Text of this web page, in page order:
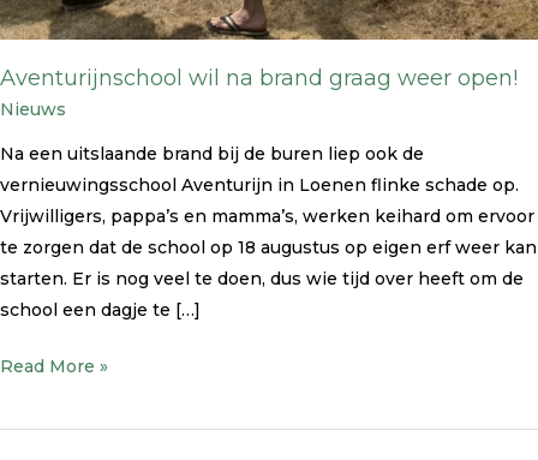
Aventurijnschool wil na brand graag weer open!
Nieuws
Na een uitslaande brand bij de buren liep ook de
vernieuwingsschool Aventurijn in Loenen flinke schade op.
Vrijwilligers, pappa’s en mamma’s, werken keihard om ervoor
te zorgen dat de school op 18 augustus op eigen erf weer kan
starten. Er is nog veel te doen, dus wie tijd over heeft om de
school een dagje te […]
Read More »